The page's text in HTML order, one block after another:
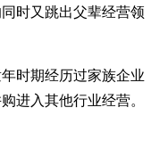
时又跳出父辈经营领
时期经历过家族企业
进入其他行业经营。